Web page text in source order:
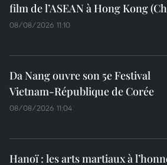
film de l’ASEAN à Hong Kong
08/08/2026 11:10
Da Nang ouvre son 5e Festival
Vietnam-République de Corée
08/08/2026 11:04
Hanoï : les arts martiaux à